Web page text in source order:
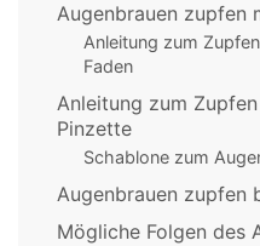
Augenbrauen zupfen
Anleitung zum
Faden
Anleitung zum
Pinzette
Schablone zum
Augenbrauen zupfen
Mögliche Folgen des